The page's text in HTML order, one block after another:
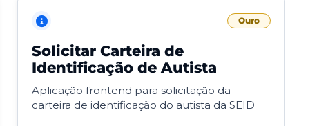
Ouro
Solicitar Carteira de
Identificação de Autista
Aplicação frontend para solicitação da
carteira de identificação do autista da SEID